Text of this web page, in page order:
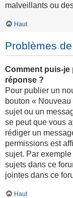
malveillants ou
Haut
Problèmes
Comment puis-
réponse ?
Pour publier un
bouton «
sujet ou un
se peut que vous
rédiger un
permissions est
sujet. Par
sujets dans ce
jointes dans ce
Haut